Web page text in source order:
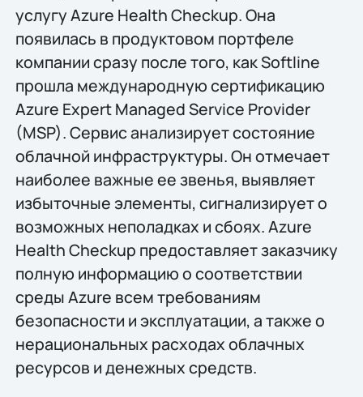
услугу Azure Health Checkup. Она
появилась в продуктовом портфеле
компании сразу после того, как Softline
прошла международную сертификацию
Azure Expert Managed Service Provider
(MSP). Сервис анализирует состояние
облачной инфраструктуры. Он отмечает
наиболее важные ее звенья, выявляет
избыточные элементы, сигнализирует о
возможных неполадках и сбоях. Azure
Health Checkup предоставляет заказчику
полную информацию о соответствии
среды Azure всем требованиям
безопасности и эксплуатации, а также о
нерациональных расходах облачных
ресурсов и денежных средств.